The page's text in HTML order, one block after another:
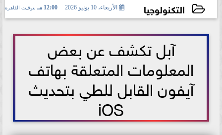
التكنولوجيا الأربعاء، 10 يونيو 2026 12:00 مـ بتوقيت القاهرة
آبل تكشف عن بعض
المعلومات المتعلقة بهاتف
آيفون القابل للطي بتحديث
iOS